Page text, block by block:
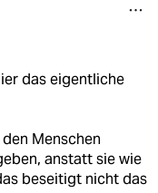
das eigentliche
Menschen
anstatt sie wie
beseitigt nicht das